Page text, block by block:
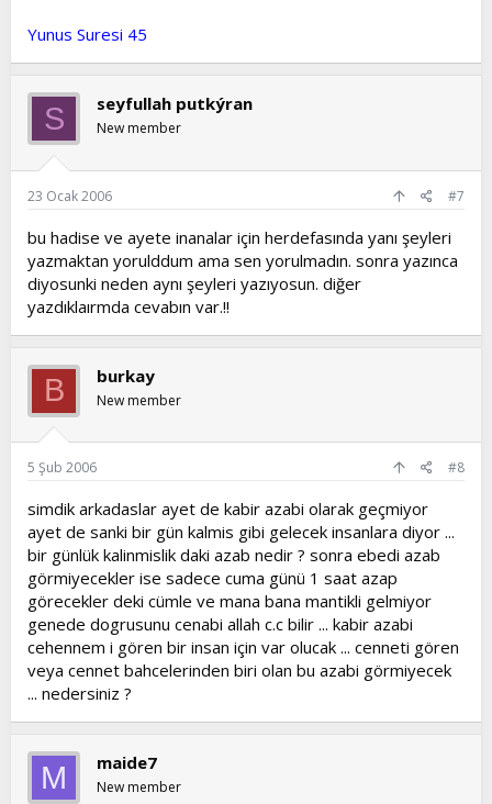
Yunus Suresi 45
S seyfullah putkýran
New member
23 Ocak 2006 #7
bu hadise ve ayete inanalar için herdefasında yanı şeyleri
yazmaktan yorulddum ama sen yorulmadın. sonra yazınca
diyosunki neden aynı şeyleri yazıyosun. diğer
yazdıklaırmda cevabın var.!!
B burkay
New member
5 Şub 2006 #8
simdik arkadaslar ayet de kabir azabi olarak geçmiyor
ayet de sanki bir gün kalmis gibi gelecek insanlara diyor ...
bir günlük kalinmislik daki azab nedir ? sonra ebedi azab
görmiyecekler ise sadece cuma günü 1 saat azap
görecekler deki cümle ve mana bana mantikli gelmiyor
genede dogrusunu cenabi allah c.c bilir ... kabir azabi
cehennem i gören bir insan için var olucak ... cenneti gören
veya cennet bahcelerinden biri olan bu azabi görmiyecek
... nedersiniz ?
M maide7
New member